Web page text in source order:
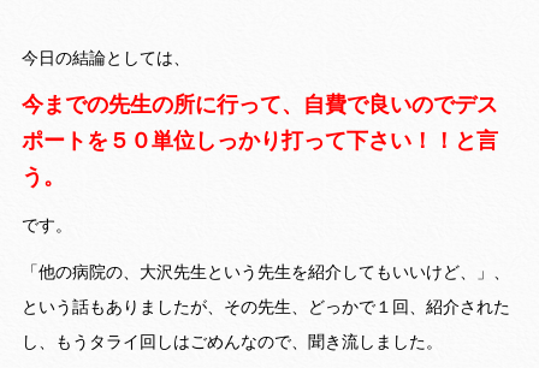
今日の結論としては、
今までの先生の所に行って、自費で良いのでデス
ポートを５０単位しっかり打って下さい！！と言
う。
です。
「他の病院の、大沢先生という先生を紹介してもいいけど、」、
という話もありましたが、その先生、どっかで１回、紹介された
し、もうタライ回しはごめんなので、聞き流しました。